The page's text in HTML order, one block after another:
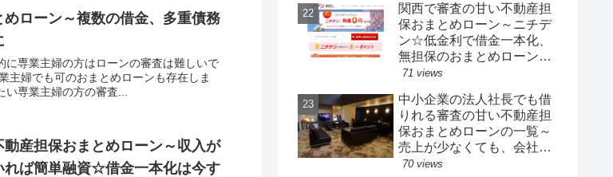
ローン～複数の借金、多重債務
専業主婦の方はローンの審査は難しいで
主婦でも可のおまとめローンも存在しま
専業主婦の方の審査...
産担保おまとめローン～収入が
れば簡単融資☆借金一本化は今す
関西で審査の甘い不動産担
保おまとめローン～ニチデ
ン☆低金利で借金一本化、
無担保のおまとめローンが
ダメだった人でもOK。ブラ
71 views
中小企業の法人社長でも借
りれる審査の甘い不動産担
保おまとめローンの一覧～
売上が少なくても、会社設
立年数が浅くてもOK！銀行
70 views